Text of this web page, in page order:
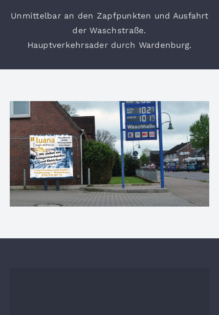
Unmittelbar an den Zapfpunkten und Ausfahrt
der Waschstraße.
Hauptverkehrsader durch Wardenburg.